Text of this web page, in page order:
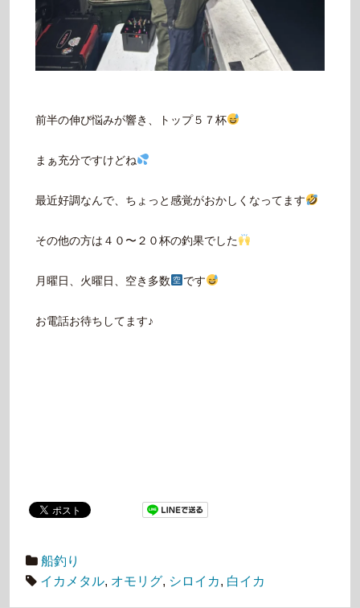
前半の伸び悩みが響き、トップ５７杯
まぁ充分ですけどね
最近好調なんで、ちょっと感覚がおかしくなってます
その他の方は４０〜２０杯の釣果でした
月曜日、火曜日、空き多数 です
お電話お待ちしてます♪
船釣り
イカメタル, オモリグ, シロイカ, 白イカ